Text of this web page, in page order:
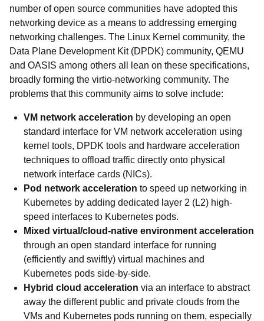
number of open source communities have adopted this
networking device as a means to addressing emerging
networking challenges. The Linux Kernel community, the
Data Plane Development Kit (DPDK) community, QEMU
and OASIS among others all lean on these specifications,
broadly forming the virtio-networking community. The
problems that this community aims to solve include:
VM network acceleration by developing an open
standard interface for VM network acceleration using
kernel tools, DPDK tools and hardware acceleration
techniques to offload traffic directly onto physical
network interface cards (NICs).
Pod network acceleration to speed up networking in
Kubernetes by adding dedicated layer 2 (L2) high-
speed interfaces to Kubernetes pods.
Mixed virtual/cloud-native environment acceleration
through an open standard interface for running
(efficiently and swiftly) virtual machines and
Kubernetes pods side-by-side.
Hybrid cloud acceleration via an interface to abstract
away the different public and private clouds from the
VMs and Kubernetes pods running on them, especially